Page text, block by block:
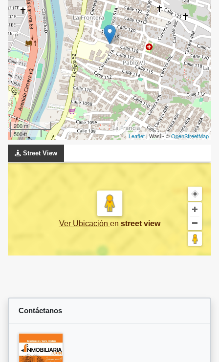
200 m
500 ft
Leaflet | Wasi - ©OpenStreetMap
Street View
Ver Ubicación en street view
Contáctanos